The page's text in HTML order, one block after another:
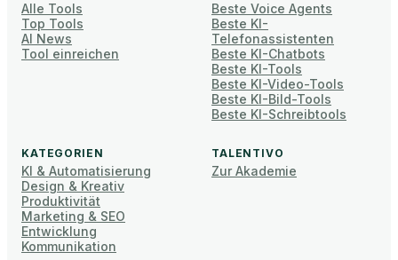
Alle Tools
Top Tools
AI News
Tool einreichen
Beste Voice Agents
Beste KI-
Telefonassistenten
Beste KI-Chatbots
Beste KI-Tools
Beste KI-Video-Tools
Beste KI-Bild-Tools
Beste KI-Schreibtools
KATEGORIEN
KI & Automatisierung
Design & Kreativ
Produktivität
Marketing & SEO
Entwicklung
Kommunikation
TALENTIVO
Zur Akademie